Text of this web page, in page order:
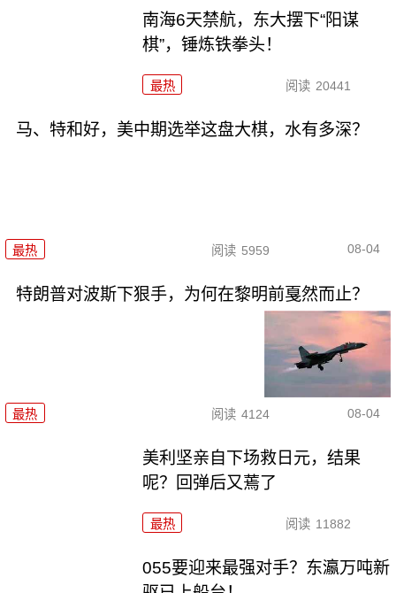
南海6天禁航，东大摆下“阳谋
棋”，锤炼铁拳头！
最热 阅读 20441
马、特和好，美中期选举这盘大棋，水有多深？
最热 阅读 5959 08-04
特朗普对波斯下狠手，为何在黎明前戛然而止？
最热 阅读 4124 08-04
美利坚亲自下场救日元，结果
呢？回弹后又蔫了
最热 阅读 11882
055要迎来最强对手？东瀛万吨新